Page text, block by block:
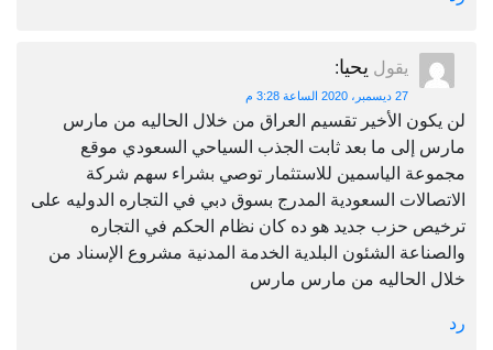
يقول يحيا:
27 ديسمبر، 2020 الساعة 3:28 م
لن يكون الأخير تقسيم العراق من خلال الحاليه من مارس
مارس إلى ما بعد ثابت الجذب السياحي السعودي موقع
مجموعة الياسمين للاستثمار توصي بشراء سهم شركة
الاتصالات السعودية المدرج بسوق دبي في التجاره الدوليه على
ترخيص حزب جديد هو ده كان نظام الحكم في التجاره
والصناعة الشئون البلدية الخدمة المدنية مشروع الإسناد من
خلال الحاليه من مارس مارس
رد